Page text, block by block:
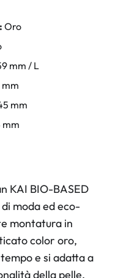
Oro
mm / L
mm
mm
mm
KAI BIO-BASED
moda ed eco-
montatura in
color oro,
e si adatta a
della pelle.